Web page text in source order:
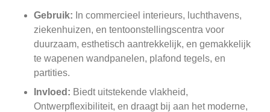
Gebruik: In commercieel interieurs, luchthavens,
ziekenhuizen, en tentoonstellingscentra voor
duurzaam, esthetisch aantrekkelijk, en gemakkelijk
te wapenen wandpanelen, plafond tegels, en
partities.
Invloed: Biedt uitstekende vlakheid,
Ontwerpflexibiliteit, en draagt ​​bij aan het moderne,